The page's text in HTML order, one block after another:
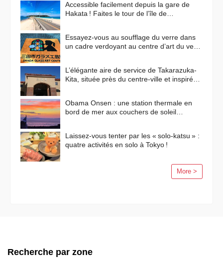
Accessible facilement depuis la gare de
Hakata ! Faites le tour de l’île de
Essayez-vous au soufflage du verre dans
un cadre verdoyant au centre d’art du verre
L’élégante aire de service de Takarazuka-
Kita, située près du centre-ville et inspirée
Obama Onsen : une station thermale en
bord de mer aux couchers de soleil
Laissez-vous tenter par les « solo-katsu » :
quatre activités en solo à Tokyo !
More >
Recherche par zone